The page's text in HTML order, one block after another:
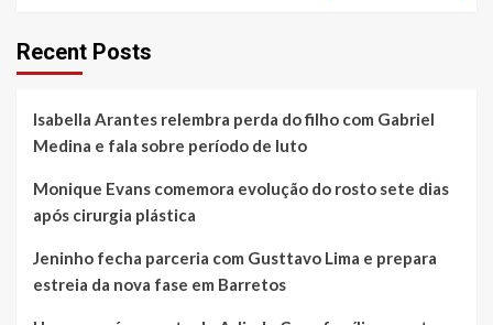
Recent Posts
Isabella Arantes relembra perda do filho com Gabriel
Medina e fala sobre período de luto
Monique Evans comemora evolução do rosto sete dias
após cirurgia plástica
Jeninho fecha parceria com Gusttavo Lima e prepara
estreia da nova fase em Barretos